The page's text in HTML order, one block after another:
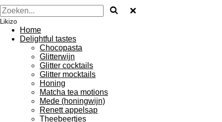
Likizo
Home
Delightful tastes
Chocopasta
Glitterwijn
Glitter cocktails
Glitter mocktails
Honing
Matcha tea motions
Mede (honingwijn)
Renett appelsap
Theebeertjes